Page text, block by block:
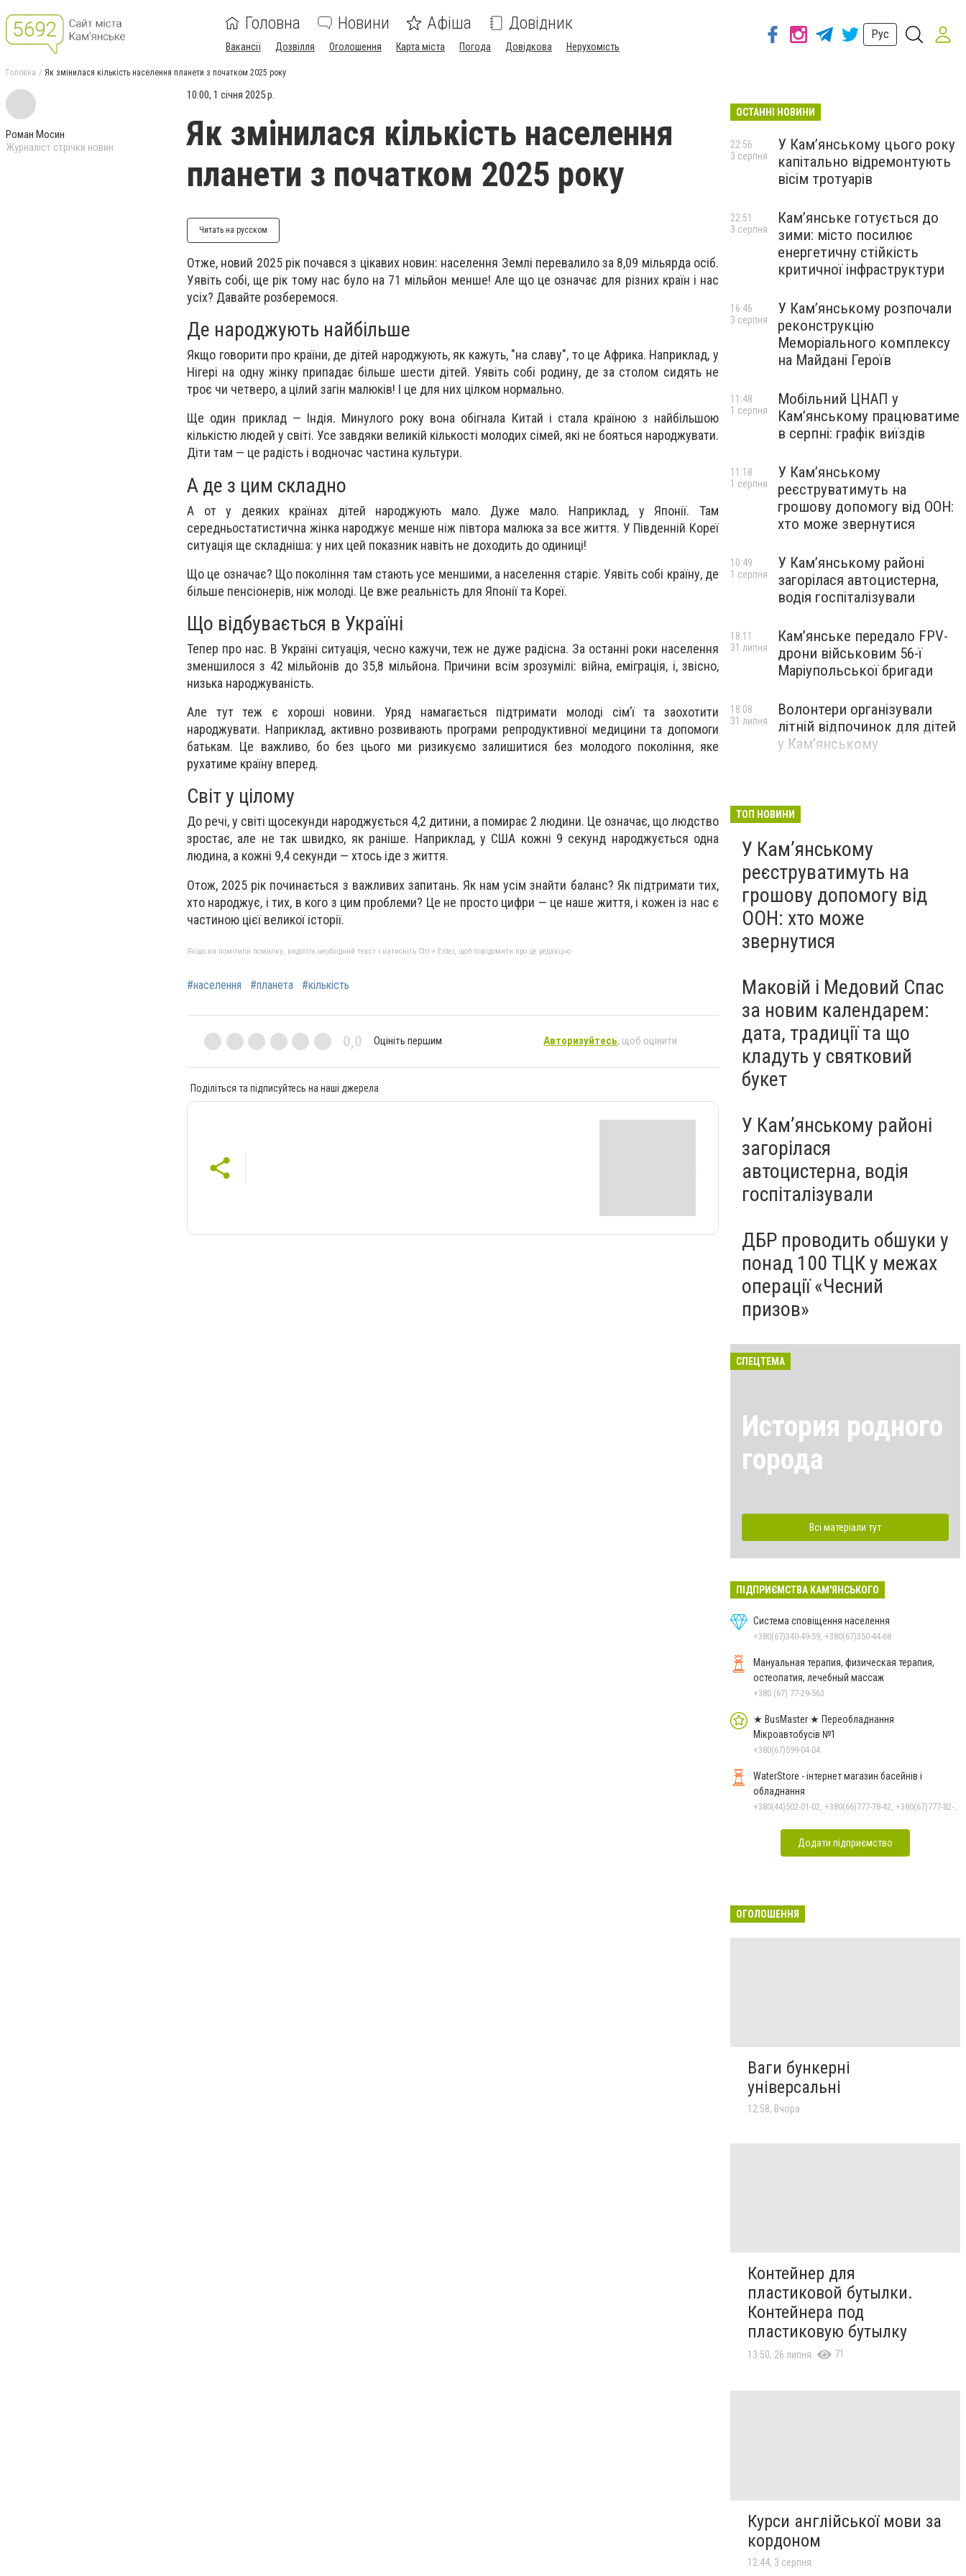
Головна Новини Афіша Довідник
Вакансії Дозвілля Оголошення Карта міста Погода Довідкова Нерухомість
Рус
Головна Як змінилася кількість населення планети з початком 2025 року
Роман Мосин
Журналіст стрічки новин
10:00, 1 січня 2025 р.
Як змінилася кількість населення
планети з початком 2025 року
Читать на русском
Отже, новий 2025 рік почався з цікавих новин: населення Землі перевалило за 8,09 мільярда осіб.
Уявіть собі, ще рік тому нас було на 71 мільйон менше! Але що це означає для різних країн і нас
усіх? Давайте розберемося.
Де народжують найбільше
Якщо говорити про країни, де дітей народжують, як кажуть, "на славу", то це Африка. Наприклад, у
Нігері на одну жінку припадає більше шести дітей. Уявіть собі родину, де за столом сидять не
троє чи четверо, а цілий загін малюків! І це для них цілком нормально.
Ще один приклад — Індія. Минулого року вона обігнала Китай і стала країною з найбільшою
кількістю людей у світі. Усе завдяки великій кількості молодих сімей, які не бояться народжувати.
Діти там — це радість і водночас частина культури.
А де з цим складно
А от у деяких країнах дітей народжують мало. Дуже мало. Наприклад, у Японії. Там
середньостатистична жінка народжує менше ніж півтора малюка за все життя. У Південній Кореї
ситуація ще складніша: у них цей показник навіть не доходить до одиниці!
Що це означає? Що покоління там стають усе меншими, а населення старіє. Уявіть собі країну, де
більше пенсіонерів, ніж молоді. Це вже реальність для Японії та Кореї.
Що відбувається в Україні
Тепер про нас. В Україні ситуація, чесно кажучи, теж не дуже радісна. За останні роки населення
зменшилося з 42 мільйонів до 35,8 мільйона. Причини всім зрозумілі: війна, еміграція, і, звісно,
низька народжуваність.
Але тут теж є хороші новини. Уряд намагається підтримати молоді сім’ї та заохотити
народжувати. Наприклад, активно розвивають програми репродуктивної медицини та допомоги
батькам. Це важливо, бо без цього ми ризикуємо залишитися без молодого покоління, яке
рухатиме країну вперед.
Світ у цілому
До речі, у світі щосекунди народжується 4,2 дитини, а помирає 2 людини. Це означає, що людство
зростає, але не так швидко, як раніше. Наприклад, у США кожні 9 секунд народжується одна
людина, а кожні 9,4 секунди — хтось іде з життя.
Отож, 2025 рік починається з важливих запитань. Як нам усім знайти баланс? Як підтримати тих,
хто народжує, і тих, в кого з цим проблеми? Це не просто цифри — це наше життя, і кожен із нас є
частиною цієї великої історії.
Якщо ви помітили помилку, виділіть необхідний текст і натисніть Ctrl + Enter, щоб повідомити про це редакцію
#населення #планета #кількість
0,0 Оцініть першим Авторизуйтесь, щоб оцінити
Поділіться та підписуйтесь на наші джерела
ОСТАННІ НОВИНИ
У Кам’янському цього року
капітально відремонтують
вісім тротуарів
22:56
3 серпня
Кам’янське готується до
зими: місто посилює
енергетичну стійкість
критичної інфраструктури
22:51
3 серпня
У Кам’янському розпочали
реконструкцію
Меморіального комплексу
на Майдані Героїв
16:46
3 серпня
Мобільний ЦНАП у
Кам’янському працюватиме
в серпні: графік виїздів
11:48
1 серпня
У Кам’янському
реєструватимуть на
грошову допомогу від ООН:
хто може звернутися
11:18
1 серпня
У Кам’янському районі
загорілася автоцистерна,
водія госпіталізували
10:49
1 серпня
Кам’янське передало FPV-
дрони військовим 56-ї
Маріупольської бригади
18:11
31 липня
Волонтери організували
літній відпочинок для дітей
у Кам’янському
18:08
31 липня
ТОП НОВИНИ
У Кам’янському
реєструватимуть на
грошову допомогу від
ООН: хто може
звернутися
Маковій і Медовий Спас
за новим календарем:
дата, традиції та що
кладуть у святковий
букет
У Кам’янському районі
загорілася
автоцистерна, водія
госпіталізували
ДБР проводить обшуки у
понад 100 ТЦК у межах
операції «Чесний
призов»
СПЕЦТЕМА
История родного
города
Всі матеріали тут
ПІДПРИЄМСТВА КАМ'ЯНСЬКОГО
Система сповіщення населення
+380(67)340-49-59, +380(67)350-44-68
Мануальная терапия, физическая терапия,
остеопатия, лечебный массаж
+380 (67) 77-29-563
★ BusMaster ★ Переобладнання
Мікроавтобусів №1
+380(67)599-04-04
WaterStore - інтернет магазин басейнів і
обладнання
Додати підприємство
ОГОЛОШЕННЯ
Ваги бункерні
універсальні
12:58, Вчора
Контейнер для
пластиковой бутылки.
Контейнера под
пластиковую бутылку
13:50, 26 липня 71
Курси англійської мови за
кордоном
12:44, 3 серпня